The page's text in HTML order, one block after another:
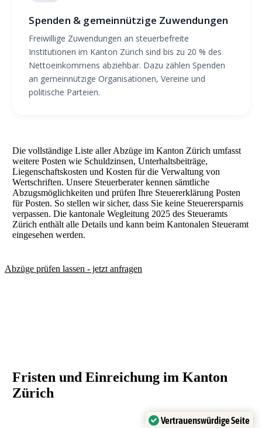
Spenden & gemeinnützige Zuwendungen
Freiwillige Zuwendungen an steuerbefreite
Institutionen im Kanton Zürich sind bis zu 20 % des
Nettoeinkommens abziehbar. Dazu zählen Spenden
an gemeinnützige Organisationen, Vereine und
politische Parteien.
Die vollständige Liste aller Abzüge im Kanton Zürich umfasst
weitere Posten wie Schuldzinsen, Unterhaltsbeiträge,
Liegenschaftskosten und Kosten für die Verwaltung von
Wertschriften. Unsere Steuerberater kennen sämtliche
Abzugsmöglichkeiten und prüfen Ihre Steuererklärung Posten
für Posten. So stellen wir sicher, dass Sie keine Steuerersparnis
verpassen. Die kantonale Wegleitung 2025 des Steueramts
Zürich enthält alle Details und kann beim Kantonalen Steueramt
eingesehen werden.
Abzüge prüfen lassen - jetzt anfragen
Fristen und Einreichung im Kanton
Zürich
Vertrauenswürdige Seite